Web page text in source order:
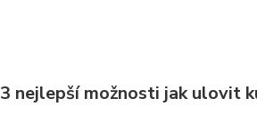
nejlepší možnosti jak ulovit